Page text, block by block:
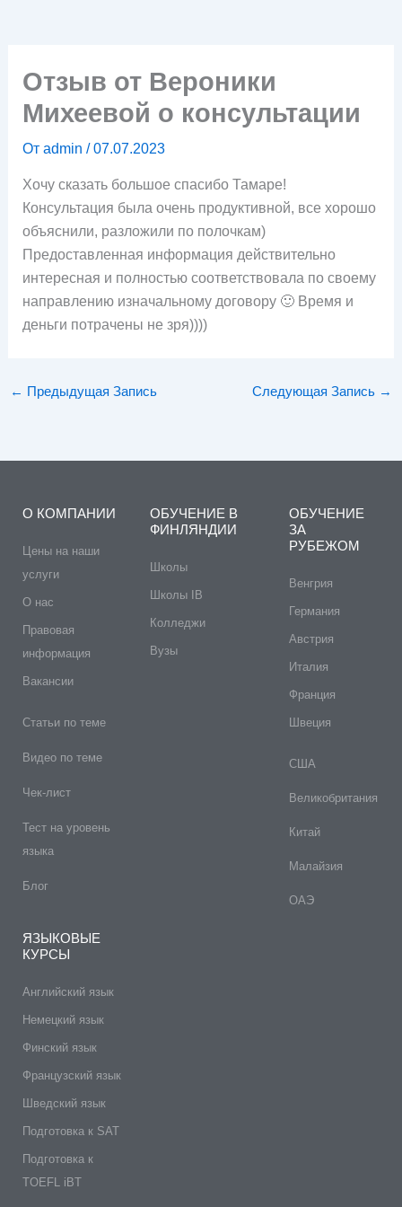
Отзыв от Вероники
Михеевой о консультации
От admin /07.07.2023
Хочу сказать большое спасибо Тамаре!
Консультация была очень продуктивной, все хорошо
объяснили, разложили по полочкам)
Предоставленная информация действительно
интересная и полностью соответствовала по своему
направлению изначальному договору 🙂 Время и
деньги потрачены не зря))))
← Предыдущая Запись Следующая Запись →
О КОМПАНИИ
Цены на наши
услуги
О нас
Правовая
информация
Вакансии
Статьи по теме
Видео по теме
Чек-лист
Тест на уровень
языка
Блог
ОБУЧЕНИЕ В
ФИНЛЯНДИИ
Школы
Школы IB
Колледжи
Вузы
ОБУЧЕНИЕ
ЗА
РУБЕЖОМ
Венгрия
Германия
Австрия
Италия
Франция
Швеция
США
Великобритания
Китай
Малайзия
ОАЭ
ЯЗЫКОВЫЕ
КУРСЫ
Английский язык
Немецкий язык
Финский язык
Французский язык
Шведский язык
Подготовка к SAT
Подготовка к
TOEFL iBT